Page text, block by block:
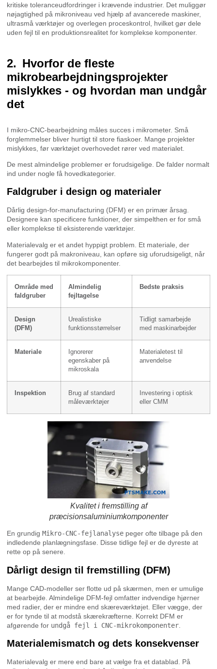
kritiske toleranceudfordringer i krævende industrier. Det muliggør
nøjagtighed på mikroniveau ved hjælp af avancerede maskiner,
ultrasmå værktøjer og overlegen proceskontrol, hvilket gør dele
uden fejl til en produktionsrealitet for komplekse komponenter.
Hvorfor de fleste
mikrobearbejdningsprojekter
mislykkes - og hvordan man undgår
det
I mikro-CNC-bearbejdning måles succes i mikrometer. Små
forglemmelser bliver hurtigt til store fiaskoer. Mange projekter
mislykkes, før værktøjet overhovedet rører ved materialet.
De mest almindelige problemer er forudsigelige. De falder normalt
ind under nogle få hovedkategorier.
Faldgruber i design og materialer
Dårlig design-for-manufacturing (DFM) er en primær årsag.
Designere kan specificere funktioner, der simpelthen er for små
eller komplekse til eksisterende værktøjer.
Materialevalg er et andet hyppigt problem. Et materiale, der
fungerer godt på makroniveau, kan opføre sig uforudsigeligt, når
det bearbejdes til mikrokomponenter.
Område med
faldgruber
Almindelig
fejltagelse
Bedste praksis
Design
(DFM)
Urealistiske
funktionsstørrelser
Tidligt samarbejde
med maskinarbejder
Materiale
Ignorerer
egenskaber på
mikroskala
Materialetest til
anvendelse
Inspektion
Brug af standard
måleværktøjer
Investering i optisk
eller CMM
Kvalitet i fremstilling af
præcisionsaluminiumkomponenter
En grundig Mikro-CNC-fejlanalyse peger ofte tilbage på den
indledende planlægningsfase. Disse tidlige fejl er de dyreste at
rette op på senere.
Dårligt design til fremstilling (DFM)
Mange CAD-modeller ser flotte ud på skærmen, men er umulige
at bearbejde. Almindelige DFM-fejl omfatter indvendige hjørner
med radier, der er mindre end skæreværktøjet. Eller vægge, der
er for tynde til at modstå skærekræfterne. Korrekt DFM er
afgørende for undgå fejl i CNC-mikrokomponenter
Materialemismatch og dets konsekvenser
Materialevalg er mere end bare at vælge fra et datablad. På